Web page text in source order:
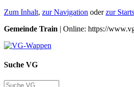
Zum Inhalt, zur Navigation oderzur
Gemeinde Train | Online: https://
Suche VG